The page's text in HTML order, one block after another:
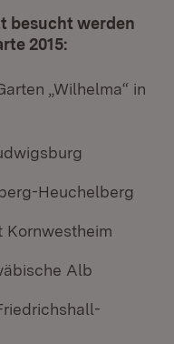
besucht werden
2015:
„Wilhelma“ in
Heuchelberg
Kornwestheim
Alb